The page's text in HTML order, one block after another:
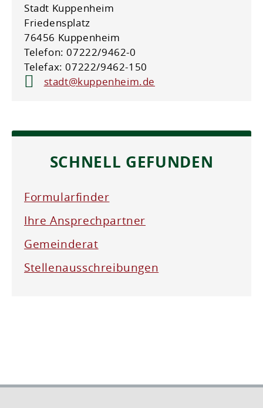
Stadt Kuppenheim
Friedensplatz
76456 Kuppenheim
Telefon: 07222/9462-0
Telefax: 07222/9462-150
stadt@kuppenheim.de
SCHNELL GEFUNDEN
Formularfinder
Ihre Ansprechpartner
Gemeinderat
Stellenausschreibungen